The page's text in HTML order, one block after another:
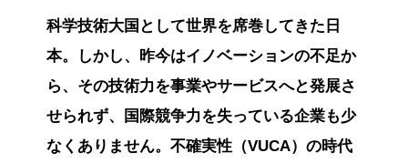
科学技術大国として世界を席巻してきた日
本。しかし、昨今はイノベーションの不足か
ら、その技術力を事業やサービスへと発展さ
せられず、国際競争力を失っている企業も少
なくありません。不確実性（VUCA）の時代